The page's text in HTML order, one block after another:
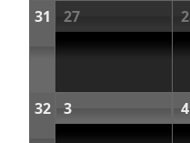
31
27
32 3 4